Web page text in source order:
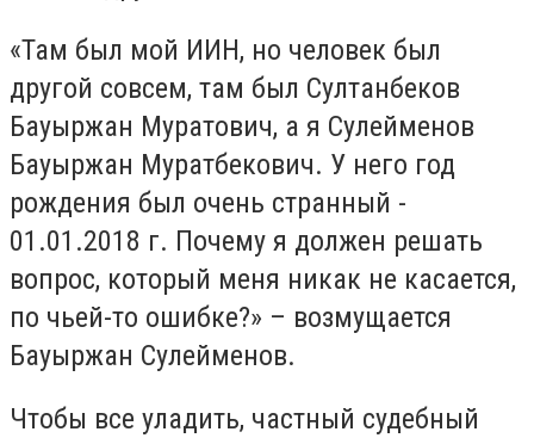
«Там был мой ИИН, но человек был
другой совсем, там был Султанбеков
Бауыржан Муратович, а я Сулейменов
Бауыржан Муратбекович. У него год
рождения был очень странный -
01.01.2018 г. Почему я должен решать
вопрос, который меня никак не касается,
по чьей-то ошибке?» – возмущается
Бауыржан Сулейменов.
Чтобы все уладить, частный судебный